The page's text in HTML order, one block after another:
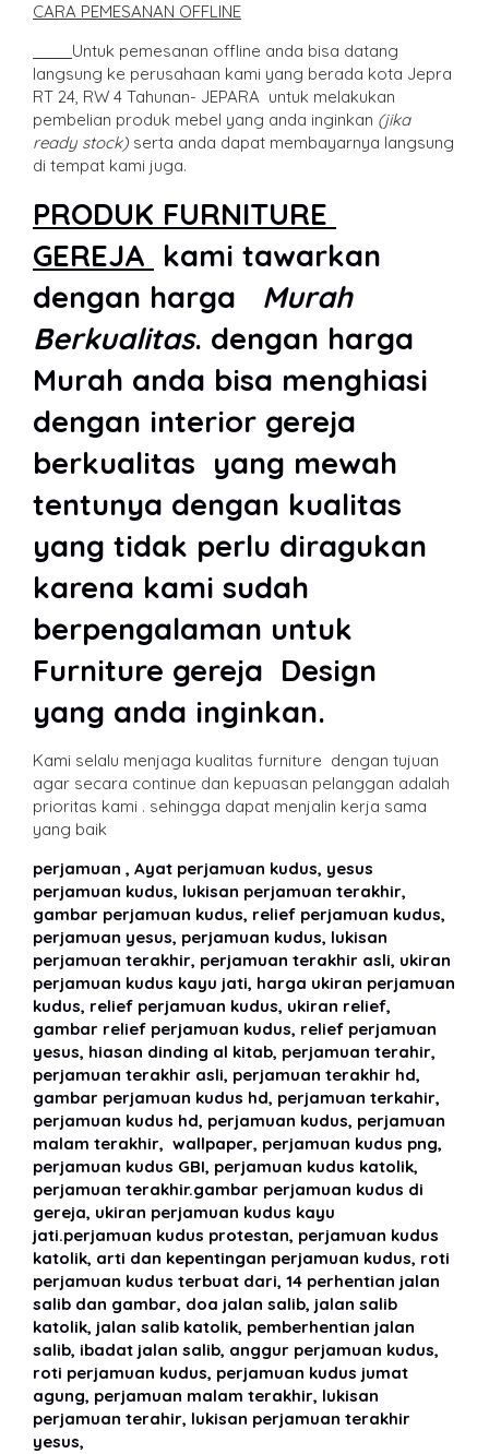
CARA PEMESANAN OFFLINE
Untuk pemesanan offline anda bisa datang
langsung ke perusahaan kami yang berada kota Jepra
RT 24, RW 4 Tahunan- JEPARA untuk melakukan
pembelian produk mebel yang anda inginkan (jika
ready stock) serta anda dapat membayarnya langsung
di tempat kami juga.
PRODUK FURNITURE
GEREJA kami tawarkan
dengan harga
Murah
Berkualitas. dengan harga
Murah anda bisa menghiasi
dengan interior gereja
berkualitas yang mewah
tentunya dengan kualitas
yang tidak perlu diragukan
karena kami sudah
berpengalaman untuk
Furniture gereja Design
yang anda inginkan.
Kami selalu menjaga kualitas furniture dengan tujuan
agar secara continue dan kepuasan pelanggan adalah
prioritas kami . sehingga dapat menjalin kerja sama
yang baik
perjamuan , Ayat perjamuan kudus, yesus
perjamuan kudus, lukisan perjamuan terakhir,
gambar perjamuan kudus, relief perjamuan kudus,
perjamuan yesus, perjamuan kudus, lukisan
perjamuan terakhir, perjamuan terakhir asli, ukiran
perjamuan kudus kayu jati, harga ukiran perjamuan
kudus, relief perjamuan kudus, ukiran relief,
gambar relief perjamuan kudus, relief perjamuan
yesus, hiasan dinding al kitab, perjamuan terahir,
perjamuan terakhir asli, perjamuan terakhir hd,
gambar perjamuan kudus hd, perjamuan terkahir,
perjamuan kudus hd, perjamuan kudus, perjamuan
malam terakhir, wallpaper, perjamuan kudus png,
perjamuan kudus GBI, perjamuan kudus katolik,
perjamuan terakhir.gambar perjamuan kudus di
gereja, ukiran perjamuan kudus kayu
jati.perjamuan kudus protestan, perjamuan kudus
katolik, arti dan kepentingan perjamuan kudus, roti
perjamuan kudus terbuat dari, 14 perhentian jalan
salib dan gambar, doa jalan salib, jalan salib
katolik, jalan salib katolik, pemberhentian jalan
salib, ibadat jalan salib, anggur perjamuan kudus,
roti perjamuan kudus, perjamuan kudus jumat
agung, perjamuan malam terakhir, lukisan
perjamuan terahir, lukisan perjamuan terakhir
yesus,